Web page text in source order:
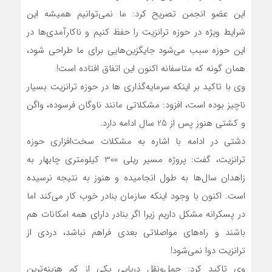
این عضو انجمن تصریح کرد: ما نمی‌توانیم همیشه این
شرایط ویژه در حوزه ترانزیت را حفظ کنیم و ناکارآمدی‌ها در
این حوزه سبب می‌شود جایگزین‌هایی برای ما طراحی شود،
همان گونه که متاسفانه اکنون این اتفاق افتاده است!
وی با تاکید بر اینکه سرمایه‌گذاری ها در حوزه ترانزیت بسیار
ناچیز بوده است، افزود: مشکلاتی مانند ناوگان فرسوده، واگن
و کشتی هنوز پس از 25 سال ادامه دارد.
دشتی در ادامه با اشاره به مشکلات سخت‌افزاری حوزه
ترانزیت، گفت: پروژه مسیر ریلی 300 کیلومتری چابهار به
زاهدان سال‌ها به طول انجامیده و هنوز به نتیجه نرسیده
است. اکنون با وجود اینکه سازمان بنادر خوب کار می‌کند اما
در پسکرانه مشکل داریم زیرا اگر بنادر دارای همه امکانات هم
باشند و راه‌های مواصلاتی بعدی فراهم نباشد، دردی از
ترانزیت دوا نمی‌شود!
وی تاکید کرد: حمل‌ونقل دریایی یکی از کم هزینه‌ترین